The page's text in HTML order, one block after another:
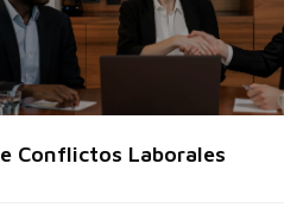
Conflictos Laborales